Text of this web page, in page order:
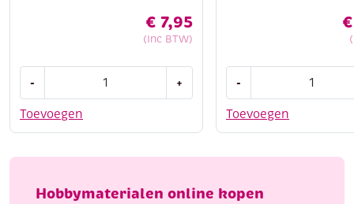
€ 7,95
(Inc BTW)
Toevoegen
-
katoenen
cm
+
€
Toevoegen
-
draden/cm,
wit
Hobbymaterialen online kopen